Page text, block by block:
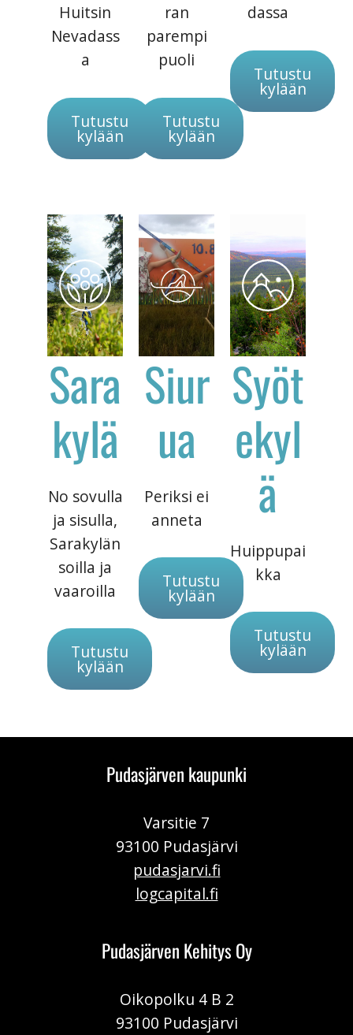
Huitsin
Nevadass
a
Tutustu
kylään
ran
parempi
puoli
Tutustu
kylään
dassa
Tutustu
kylään
Sara
kylä
No sovulla
ja sisulla,
Sarakylän
soilla ja
vaaroilla
Tutustu
kylään
Siur
ua
Periksi ei
anneta
Tutustu
kylään
Syöt
ekyl
ä
Huippupai
kka
Tutustu
kylään
Pudasjärven kaupunki
Varsitie 7
93100 Pudasjärvi
pudasjarvi.fi
logcapital.fi
Pudasjärven Kehitys Oy
Oikopolku 4 B 2
93100 Pudasjärvi